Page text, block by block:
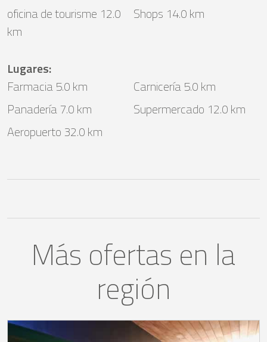
oficina de tourisme 12.0
km
Shops 14.0 km
Lugares:
Farmacia 5.0 km
Carnicería 5.0 km
Panadería 7.0 km
Supermercado 12.0 km
Aeropuerto 32.0 km
Más ofertas en la
región